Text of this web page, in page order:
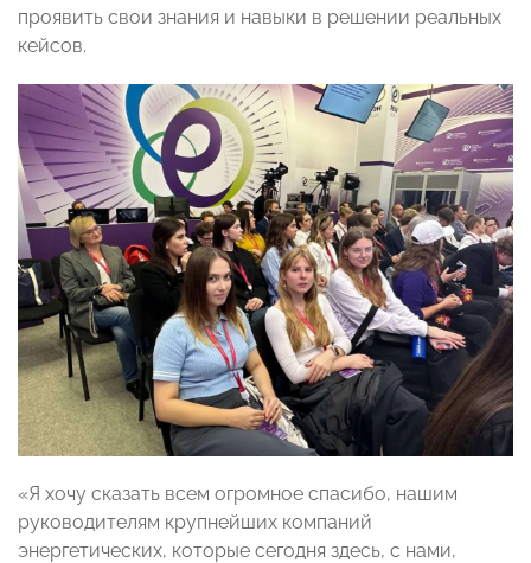
проявить свои знания и навыки в решении реальных
кейсов.
«Я хочу сказать всем огромное спасибо, нашим
руководителям крупнейших компаний
энергетических, которые сегодня здесь, с нами,